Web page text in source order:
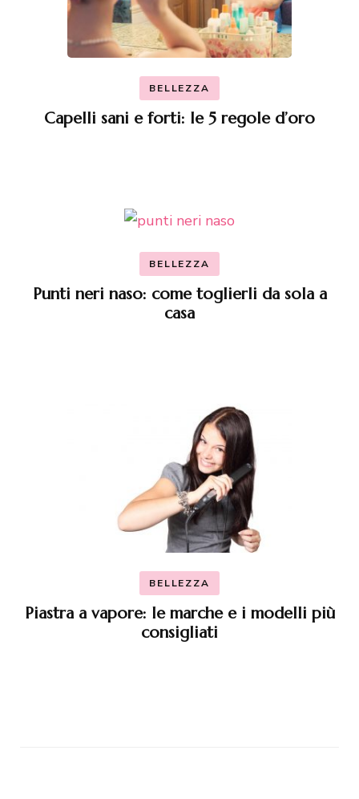
BELLEZZA
Capelli sani e forti: le 5 regole d’oro
BELLEZZA
Punti neri naso: come toglierli da sola a
casa
BELLEZZA
Piastra a vapore: le marche e i modelli più
consigliati